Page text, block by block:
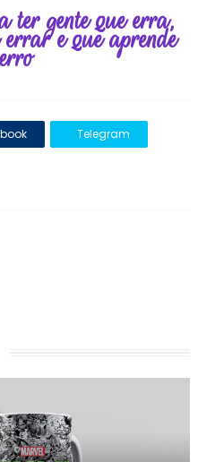
ter gente que erra,
e que aprende
Telegram